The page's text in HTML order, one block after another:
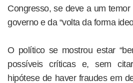
Congresso, se deve a um
governo e da “volta da forma
O político se mostrou estar
possíveis críticas e, sem
hipótese de haver fraudes em